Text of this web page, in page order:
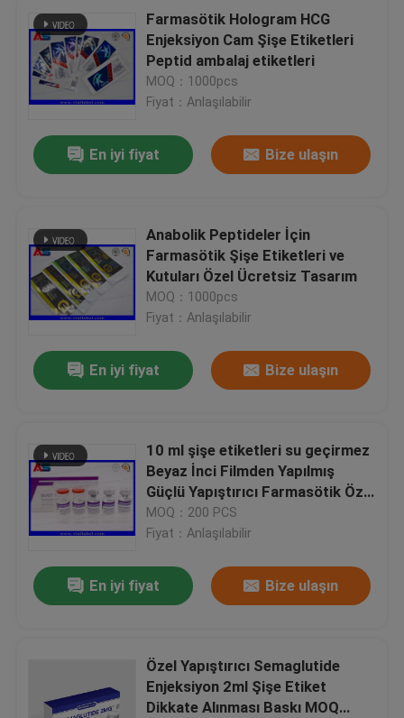
Farmasötik Hologram HCG
Enjeksiyon Cam Şişe Etiketleri
Peptid ambalaj etiketleri
MOQ：1000pcs
Fiyat：Anlaşılabilir
En iyi fiyat Bize ulaşın
Anabolik Peptideler İçin
Farmasötik Şişe Etiketleri ve
Kutuları Özel Ücretsiz Tasarım
MOQ：1000pcs
Fiyat：Anlaşılabilir
En iyi fiyat Bize ulaşın
10 ml şişe etiketleri su geçirmez
Beyaz İnci Filmden Yapılmış
Güçlü Yapıştırıcı Farmasötik Özel
Tasarım
MOQ：200 PCS
Fiyat：Anlaşılabilir
En iyi fiyat Bize ulaşın
Özel Yapıştırıcı Semaglutide
Enjeksiyon 2ml Şişe Etiket
Dikkate Alınması Baskı MOQ